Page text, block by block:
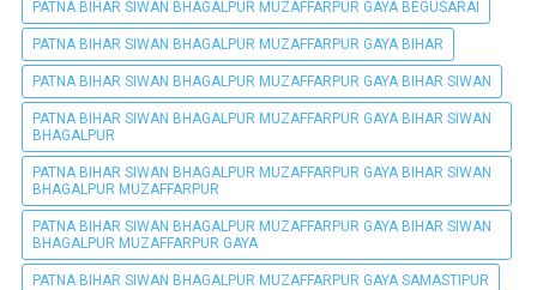
PATNA BIHAR SIWAN BHAGALPUR MUZAFFARPUR GAYA BEGUSARAI
PATNA BIHAR SIWAN BHAGALPUR MUZAFFARPUR GAYA BIHAR
PATNA BIHAR SIWAN BHAGALPUR MUZAFFARPUR GAYA BIHAR SIWAN
PATNA BIHAR SIWAN BHAGALPUR MUZAFFARPUR GAYA BIHAR SIWAN
BHAGALPUR
PATNA BIHAR SIWAN BHAGALPUR MUZAFFARPUR GAYA BIHAR SIWAN
BHAGALPUR MUZAFFARPUR
PATNA BIHAR SIWAN BHAGALPUR MUZAFFARPUR GAYA BIHAR SIWAN
BHAGALPUR MUZAFFARPUR GAYA
PATNA BIHAR SIWAN BHAGALPUR MUZAFFARPUR GAYA SAMASTIPUR